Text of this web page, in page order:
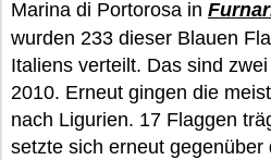
Marina di Portorosa in
wurden 233 dieser Blauen
Italiens verteilt. Das sind
2010. Erneut gingen die
nach Ligurien. 17 Flaggen
setzte sich erneut gegenüber